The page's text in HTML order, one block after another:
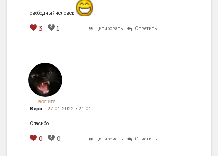
свободный человек !
3 1 Цитировать Ответить
БОГ ИГР
Вера 27.04.2022 в 21:04
Спасибо
0 0 Цитировать Ответить